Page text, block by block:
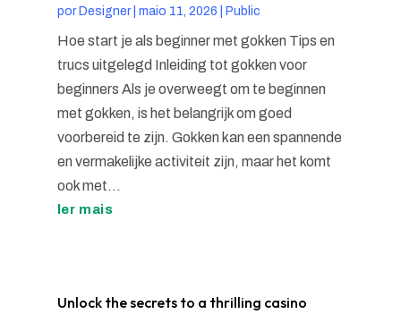
por Designer| maio 11, 2026 Public
Hoe start je als beginner met gokken Tips en
trucs uitgelegd Inleiding tot gokken voor
beginners Als je overweegt om te beginnen
met gokken, is het belangrijk om goed
voorbereid te zijn. Gokken kan een spannende
en vermakelijke activiteit zijn, maar het komt
ook met...
ler mais
Unlock the secrets to a thrilling casino